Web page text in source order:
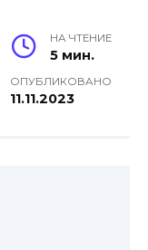
НА ЧТЕНИЕ
5 мин.
ОПУБЛИКОВАНО
11.11.2023